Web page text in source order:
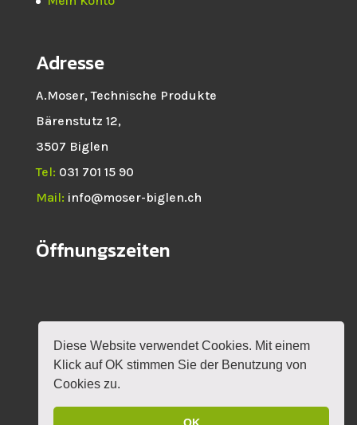
Diese Website verwendet Cookies. Mit einem
Klick auf OK stimmen Sie der Benutzung von
Cookies zu.
Adresse
A.Moser, Technische Produkte
Bärenstutz 12,
3507 Biglen
Tel: 031 701 15 90
Mail: info@moser-biglen.ch
Öffnungszeiten
HOME NEWS SHOP
ROTAX
VERANSTALTUNGEN